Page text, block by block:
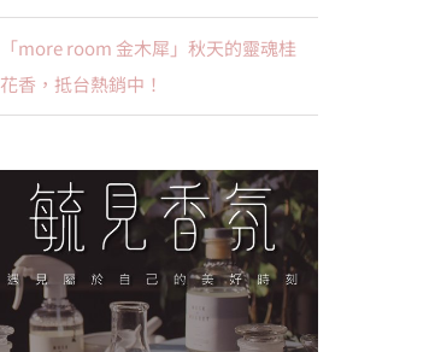
「more room 金木犀」秋天的靈魂桂
花香，抵台熱銷中！